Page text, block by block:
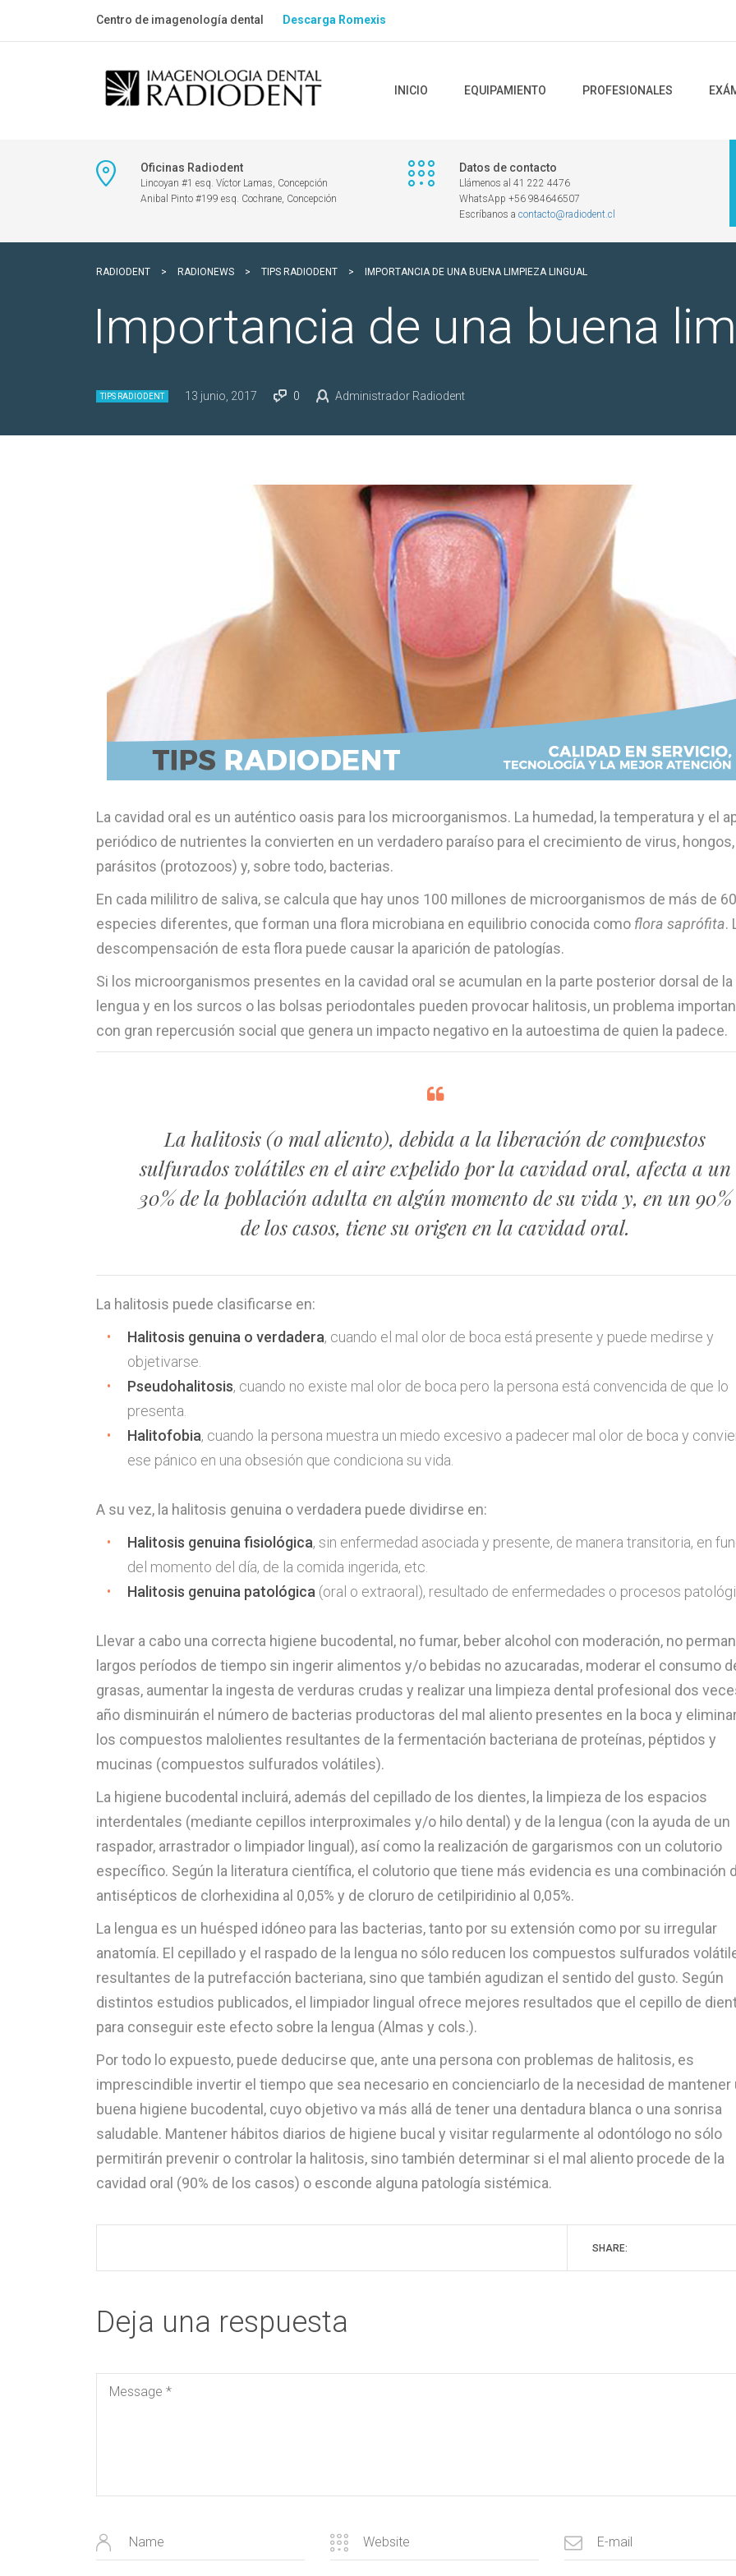
Centro de imagenología dental Descarga Romexis
INICIO EQUIPAMIENTO PROFESIONALES
Oficinas Radiodent
Lincoyan #1 esq. Víctor Lamas, Concepción
Anibal Pinto #199 esq. Cochrane, Concepción
Datos de contacto
Llámenos al 41 222 4476
WhatsApp +56 984646507
Escríbanos a contacto@radiodent.cl
RADIODENT > RADIONEWS > TIPS RADIODENT > IMPORTANCIA DE UNA BUENA LIMPIEZA LINGUAL
Importancia de una buena
TIPS RADIODENT 13 junio, 2017 0 Administrador Radiodent
La cavidad oral es un auténtico oasis para los microorganismos. La humedad, la temperatura y el
periódico de nutrientes la convierten en un verdadero paraíso para el crecimiento de virus, hongos,
parásitos (protozoos) y, sobre todo, bacterias.
En cada mililitro de saliva, se calcula que hay unos 100 millones de microorganismos de más de
especies diferentes, que forman una flora microbiana en equilibrio conocida como flora saprófita.
descompensación de esta flora puede causar la aparición de patologías.
Si los microorganismos presentes en la cavidad oral se acumulan en la parte posterior dorsal de la
lengua y en los surcos o las bolsas periodontales pueden provocar halitosis, un problema
con gran repercusión social que genera un impacto negativo en la autoestima de quien la padece.
La halitosis (o mal aliento), debida a la liberación de compuestos
sulfurados volátiles en el aire expelido por la cavidad oral, afecta a un
30% de la población adulta en algún momento de su vida y, en un 90%
de los casos, tiene su origen en la cavidad oral.
La halitosis puede clasificarse en:
Halitosis genuina o verdadera, cuando el mal olor de boca está presente y puede medirse y
objetivarse.
Pseudohalitosis, cuando no existe mal olor de boca pero la persona está convencida de que lo
presenta.
Halitofobia, cuando la persona muestra un miedo excesivo a padecer mal olor de boca y
ese pánico en una obsesión que condiciona su vida.
A su vez, la halitosis genuina o verdadera puede dividirse en:
Halitosis genuina fisiológica, sin enfermedad asociada y presente, de manera transitoria, en
del momento del día, de la comida ingerida, etc.
Halitosis genuina patológica (oral o extraoral), resultado de enfermedades o procesos
Llevar a cabo una correcta higiene bucodental, no fumar, beber alcohol con moderación, no
largos períodos de tiempo sin ingerir alimentos y/o bebidas no azucaradas, moderar el consumo
grasas, aumentar la ingesta de verduras crudas y realizar una limpieza dental profesional dos
año disminuirán el número de bacterias productoras del mal aliento presentes en la boca y
los compuestos malolientes resultantes de la fermentación bacteriana de proteínas, péptidos y
mucinas (compuestos sulfurados volátiles).
La higiene bucodental incluirá, además del cepillado de los dientes, la limpieza de los espacios
interdentales (mediante cepillos interproximales y/o hilo dental) y de la lengua (con la ayuda de un
raspador, arrastrador o limpiador lingual), así como la realización de gargarismos con un colutorio
específico. Según la literatura científica, el colutorio que tiene más evidencia es una combinación
antisépticos de clorhexidina al 0,05% y de cloruro de cetilpiridinio al 0,05%.
La lengua es un huésped idóneo para las bacterias, tanto por su extensión como por su irregular
anatomía. El cepillado y el raspado de la lengua no sólo reducen los compuestos sulfurados
resultantes de la putrefacción bacteriana, sino que también agudizan el sentido del gusto. Según
distintos estudios publicados, el limpiador lingual ofrece mejores resultados que el cepillo de
para conseguir este efecto sobre la lengua (Almas y cols.).
Por todo lo expuesto, puede deducirse que, ante una persona con problemas de halitosis, es
imprescindible invertir el tiempo que sea necesario en concienciarlo de la necesidad de mantener
buena higiene bucodental, cuyo objetivo va más allá de tener una dentadura blanca o una sonrisa
saludable. Mantener hábitos diarios de higiene bucal y visitar regularmente al odontólogo no sólo
permitirán prevenir o controlar la halitosis, sino también determinar si el mal aliento procede de la
cavidad oral (90% de los casos) o esconde alguna patología sistémica.
SHARE:
Deja una respuesta